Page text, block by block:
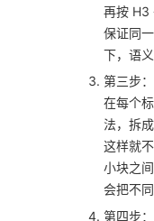
再按 H3
保证同
下，语
第三步
在每个
法，拆
这样就
小块之
会把不
第四步